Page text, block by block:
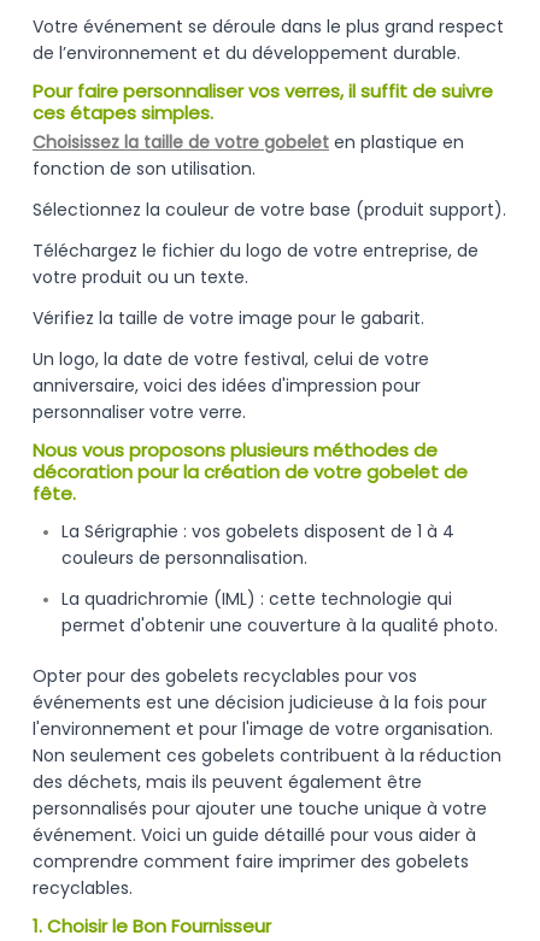
Votre événement se déroule dans le plus grand respect
de l’environnement et du développement durable.
Pour faire personnaliser vos verres, il suffit de suivre
ces étapes simples.
Choisissez la taille de votre gobelet en plastique en
fonction de son utilisation.
Sélectionnez la couleur de votre base (produit support).
Téléchargez le fichier du logo de votre entreprise, de
votre produit ou un texte.
Vérifiez la taille de votre image pour le gabarit.
Un logo, la date de votre festival, celui de votre
anniversaire, voici des idées d'impression pour
personnaliser votre verre.
Nous vous proposons plusieurs méthodes de
décoration pour la création de votre gobelet de
fête.
La Sérigraphie : vos gobelets disposent de 1 à 4
couleurs de personnalisation.
La quadrichromie (IML) : cette technologie qui
permet d'obtenir une couverture à la qualité photo.
Opter pour des gobelets recyclables pour vos
événements est une décision judicieuse à la fois pour
l'environnement et pour l'image de votre organisation.
Non seulement ces gobelets contribuent à la réduction
des déchets, mais ils peuvent également être
personnalisés pour ajouter une touche unique à votre
événement. Voici un guide détaillé pour vous aider à
comprendre comment faire imprimer des gobelets
recyclables.
1. Choisir le Bon Fournisseur